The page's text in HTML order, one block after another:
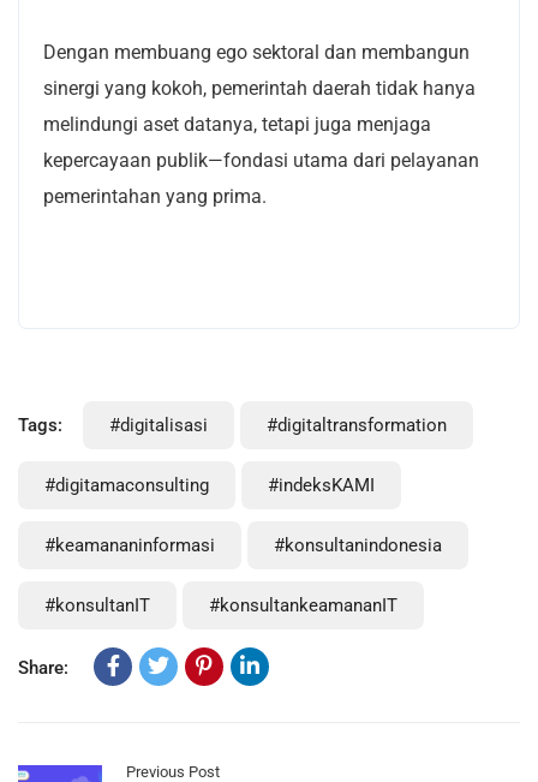
Dengan membuang ego sektoral dan membangun
sinergi yang kokoh, pemerintah daerah tidak hanya
melindungi aset datanya, tetapi juga menjaga
kepercayaan publik—fondasi utama dari pelayanan
pemerintahan yang prima.
Tags: #digitalisasi #digitaltransformation
#digitamaconsulting #indeksKAMI
#keamananinformasi #konsultanindonesia
#konsultanIT #konsultankeamananIT
Share:
Previous Post